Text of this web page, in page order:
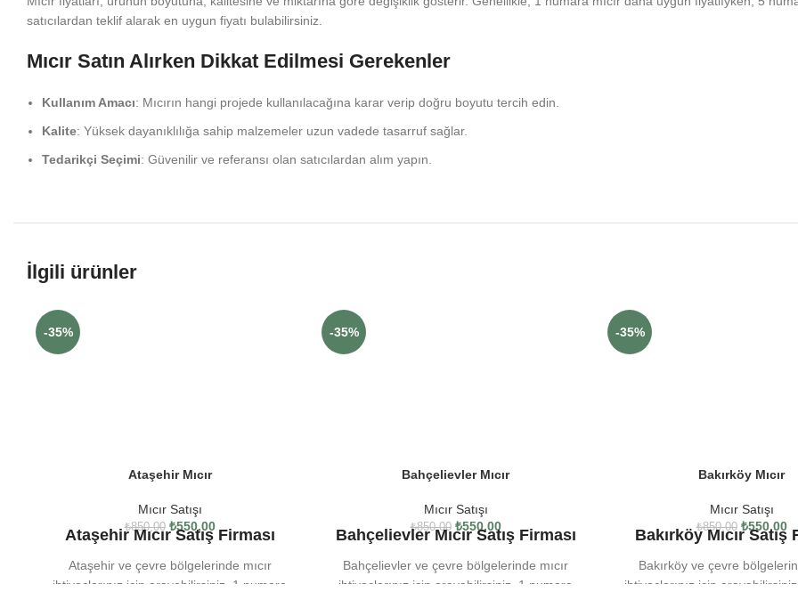
satıcılardan teklif alarak en uygun fiyatı bulabilirsiniz.
Mıcır Satın Alırken Dikkat Edilmesi Gerekenler
Kullanım Amacı: Mıcırın hangi projede kullanılacağına karar verip doğru boyutu tercih edin.
Kalite: Yüksek dayanıklılığa sahip malzemeler uzun vadede tasarruf sağlar.
Tedarikçi Seçimi: Güvenilir ve referansı olan satıcılardan alım yapın.
İlgili ürünler
-35%
Ataşehir Mıcır
Mıcır Satışı
₺850,00 ₺550,00
Ataşehir Mıcır Satış Firması
Ataşehir ve çevre bölgelerinde mıcır
ihtiyaçlarınız için arayabilirsiniz. 1 numara
-35%
Bahçelievler Mıcır
Mıcır Satışı
₺850,00 ₺550,00
Bahçelievler Mıcır Satış Firması
Bahçelievler ve çevre bölgelerinde mıcır
ihtiyaçlarınız için arayabilirsiniz. 1 numara
-35%
Bakırköy Mıcır
Mıcır Satışı
₺850,00 ₺550,00
Bakırköy Mıcır Satış
Bakırköy ve çevre
ihtiyaçlarınız için